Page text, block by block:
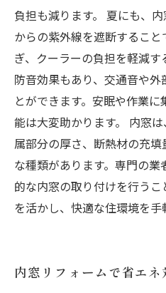
負担も減ります。 夏にも、
からの紫外線を遮断するこ
ぎ、クーラーの負担を軽減す
防音効果もあり、交通音や
とができます。安眠や作業
能は大変助かります。 内窓
属部分の厚さ、断熱材の充
な種類があります。専門の
的な内窓の取り付けを行う
を活かし、快適な住環境を手
内窓リフォームで省エネ